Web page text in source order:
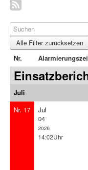
Alle Filter zurücksetzen
Nr.
Juli
Nr. 17
Jul
04
2026
14:02Uhr